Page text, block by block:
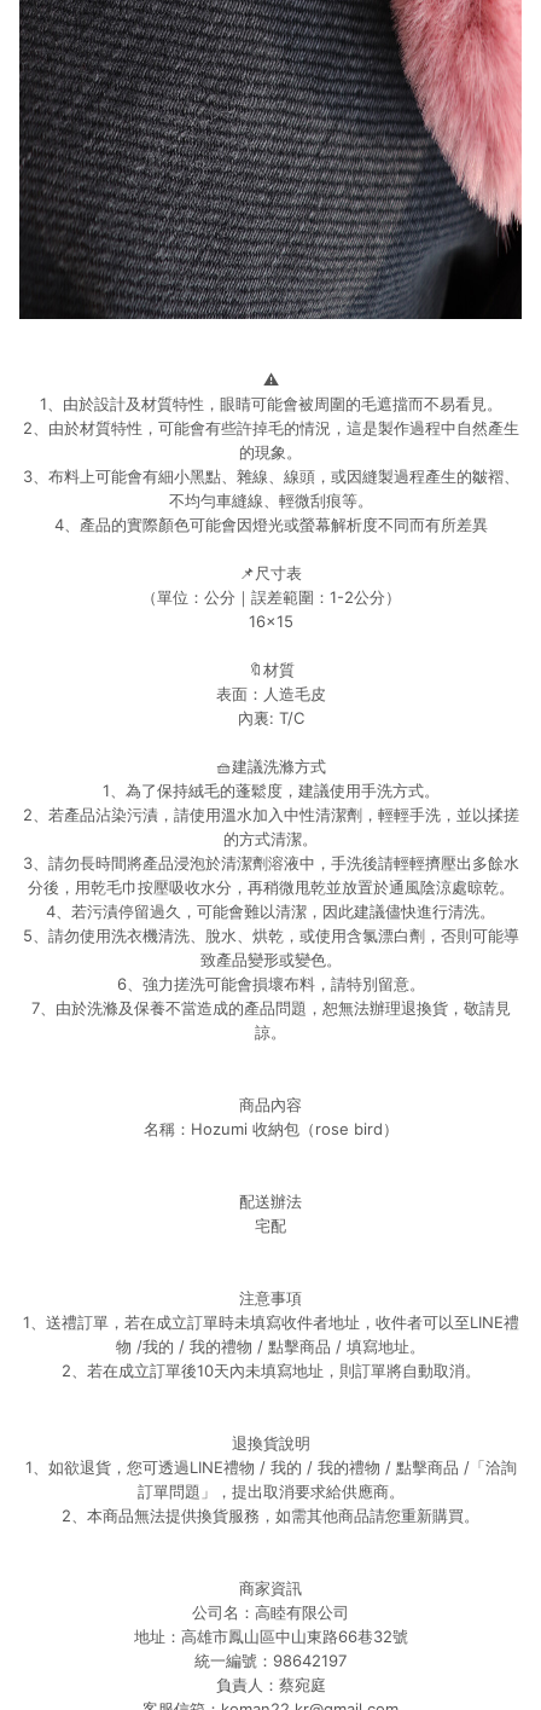
⚠️
1、由於設計及材質特性，眼睛可能會被周圍的毛遮擋而不易看見。
2、由於材質特性，可能會有些許掉毛的情況，這是製作過程中自然產生
的現象。
3、布料上可能會有細小黑點、雜線、線頭，或因縫製過程產生的皺褶、
不均勻車縫線、輕微刮痕等。
4、產品的實際顏色可能會因燈光或螢幕解析度不同而有所差異
📌尺寸表
（單位：公分｜誤差範圍：1-2公分）
16x15
🔖材質
表面：人造毛皮
內裏: T/C
🧺建議洗滌方式
1、為了保持絨毛的蓬鬆度，建議使用手洗方式。
2、若產品沾染污漬，請使用溫水加入中性清潔劑，輕輕手洗，並以揉搓
的方式清潔。
3、請勿長時間將產品浸泡於清潔劑溶液中，手洗後請輕輕擠壓出多餘水
分後，用乾毛巾按壓吸收水分，再稍微甩乾並放置於通風陰涼處晾乾。
4、若污漬停留過久，可能會難以清潔，因此建議儘快進行清洗。
5、請勿使用洗衣機清洗、脫水、烘乾，或使用含氯漂白劑，否則可能導
致產品變形或變色。
6、強力搓洗可能會損壞布料，請特別留意。
7、由於洗滌及保養不當造成的產品問題，恕無法辦理退換貨，敬請見
諒。
商品內容
名稱：Hozumi 收納包（rose bird）
配送辦法
宅配
注意事項
1、送禮訂單，若在成立訂單時未填寫收件者地址，收件者可以至LINE禮
物 /我的 / 我的禮物 / 點擊商品 / 填寫地址。
2、若在成立訂單後10天內未填寫地址，則訂單將自動取消。
退換貨說明
1、如欲退貨，您可透過LINE禮物 / 我的 / 我的禮物 / 點擊商品 /「洽詢
訂單問題」，提出取消要求給供應商。
2、本商品無法提供換貨服務，如需其他商品請您重新購買。
商家資訊
公司名：高睦有限公司
地址：高雄市鳳山區中山東路66巷32號
統一編號：98642197
負責人：蔡宛庭